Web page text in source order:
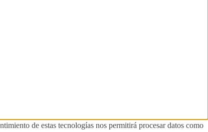
de estas tecnologías nos permitirá procesar datos como